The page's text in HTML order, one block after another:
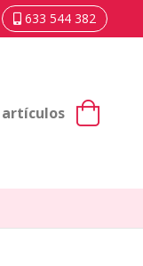
633 544 382
artículos